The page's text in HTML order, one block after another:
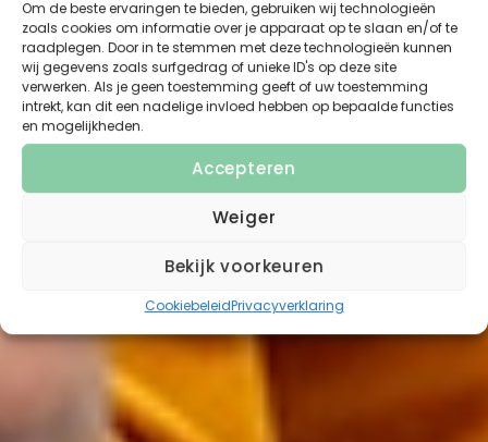
Om de beste ervaringen te bieden, gebruiken wij technologieën
zoals cookies om informatie over je apparaat op te slaan en/of te
raadplegen. Door in te stemmen met deze technologieën kunnen
wij gegevens zoals surfgedrag of unieke ID's op deze site
verwerken. Als je geen toestemming geeft of uw toestemming
intrekt, kan dit een nadelige invloed hebben op bepaalde functies
en mogelijkheden.
Accepteren
Weiger
Bekijk voorkeuren
CookiebeleidPrivacyverklaring